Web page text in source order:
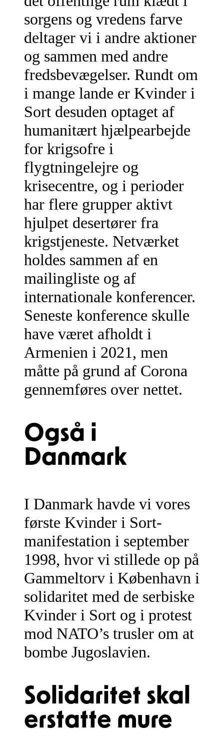
sorgens og vredens farve
deltager vi i andre aktioner
og sammen med andre
fredsbevægelser. Rundt om
i mange lande er Kvinder i
Sort desuden optaget af
humanitært hjælpearbejde
for krigsofre i
flygtningelejre og
krisecentre, og i perioder
har flere grupper aktivt
hjulpet desertører fra
krigstjeneste. Netværket
holdes sammen af en
mailingliste og af
internationale konferencer.
Seneste konference skulle
have været afholdt i
Armenien i 2021, men
måtte på grund af Corona
gennemføres over nettet.
Også i
Danmark
I Danmark havde vi vores
første Kvinder i Sort-
manifestation i september
1998, hvor vi stillede op på
Gammeltorv i København i
solidaritet med de serbiske
Kvinder i Sort og i protest
mod NATO’s trusler om at
bombe Jugoslavien.
Solidaritet skal
erstatte mure